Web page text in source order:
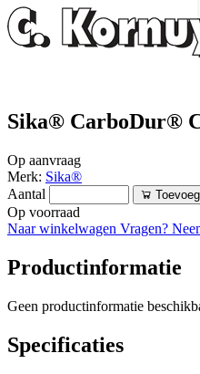
Sika® CarboDur®
Op aanvraag
Merk: Sika®
Aantal
Op voorraad
Naar winkelwagen Vragen?
Productinformatie
Geen productinformatie
Specificaties